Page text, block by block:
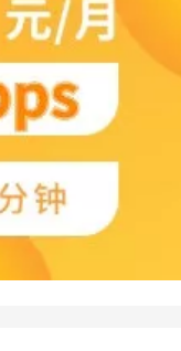
享5G号卡